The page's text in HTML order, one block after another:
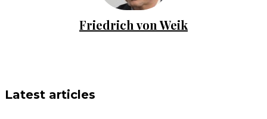
Friedrich von Weik
Latest articles